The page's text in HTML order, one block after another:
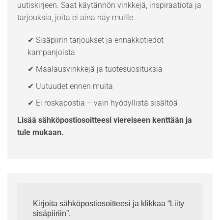
uutiskirjeen. Saat käytännön vinkkejä, inspiraatiota ja
tarjouksia, joita ei aina näy muille.
✔ Sisäpiirin tarjoukset ja ennakkotiedot
kampanjoista
✔ Maalausvinkkejä ja tuotesuosituksia
✔ Uutuudet ennen muita
✔ Ei roskapostia – vain hyödyllistä sisältöä
Lisää sähköpostiosoitteesi viereiseen kenttään ja
tule mukaan.
Kirjoita sähköpostiosoitteesi ja klikkaa “Liity
sisäpiiriin”.